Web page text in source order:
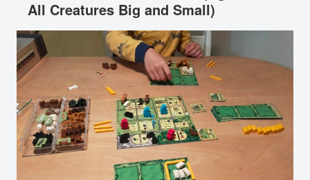
All Creatures Big and Small)